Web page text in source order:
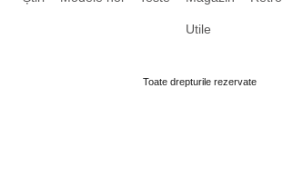
Utile
Toate drepturile rezervate